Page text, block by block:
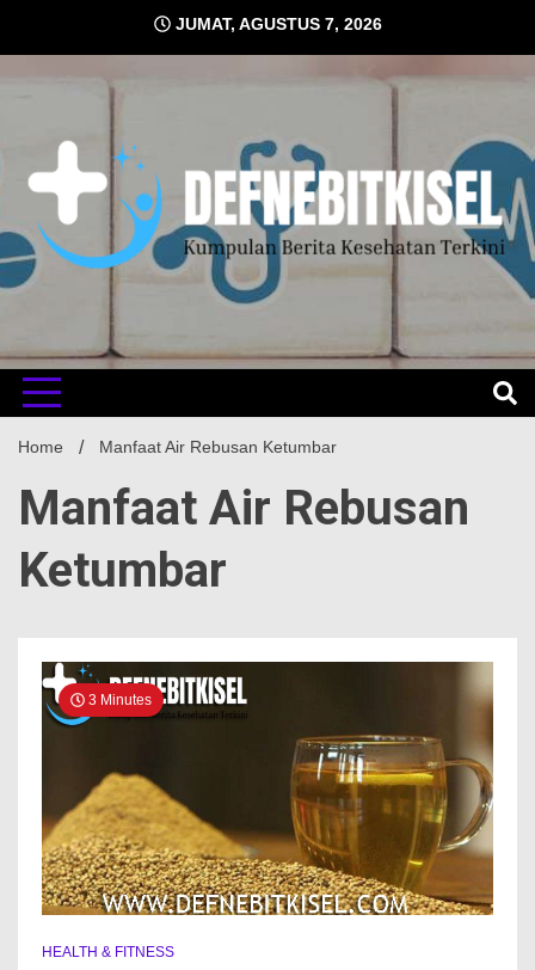
content
JUMAT, AGUSTUS 7, 2026
Home Manfaat Air Rebusan Ketumbar
Manfaat Air Rebusan
Ketumbar
3 Minutes
HEALTH & FITNESS